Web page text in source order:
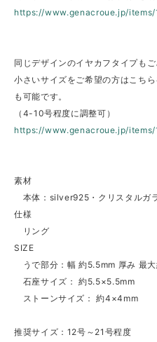
https://www.genacroue.jp/
同じデザインのイヤカフタイプもご
小さいサイズをご希望の方はこち
も可能です。
（4-10号程度に調整可）
https://www.genacroue.jp/items/
素材
本体：silver925・クリスタルガ
仕様
リング
SIZE
うで部分：幅 約5.5mm 厚み 最
石座サイズ： 約5.5×5.5mm
ストーンサイズ： 約4×4mm
推奨サイズ：12号～21号程度